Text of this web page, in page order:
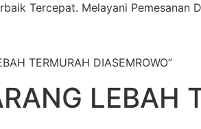
Tercepat. Melayani Pemesanan
TERMURAH DIASEMROWO”
LEBAH